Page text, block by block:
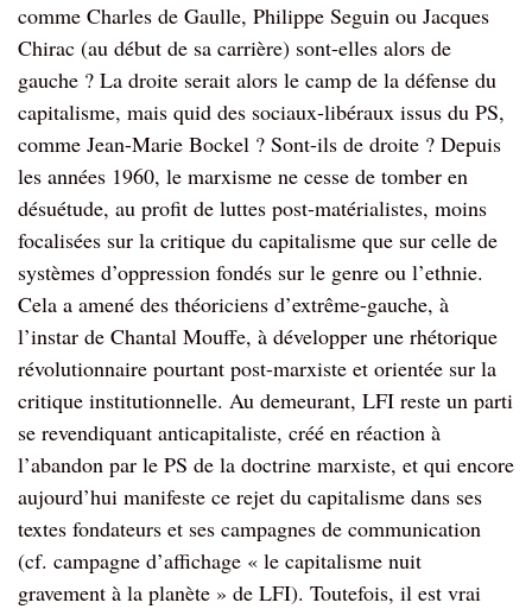
comme Charles de Gaulle, Philippe Seguin ou Jacques
Chirac (au début de sa carrière) sont-elles alors de
gauche ? La droite serait alors le camp de la défense du
capitalisme, mais quid des sociaux-libéraux issus du PS,
comme Jean-Marie Bockel ? Sont-ils de droite ? Depuis
les années 1960, le marxisme ne cesse de tomber en
désuétude, au profit de luttes post-matérialistes, moins
focalisées sur la critique du capitalisme que sur celle de
systèmes d’oppression fondés sur le genre ou l’ethnie.
Cela a amené des théoriciens d’extrême-gauche, à
l’instar de Chantal Mouffe, à développer une rhétorique
révolutionnaire pourtant post-marxiste et orientée sur la
critique institutionnelle. Au demeurant, LFI reste un parti
se revendiquant anticapitaliste, créé en réaction à
l’abandon par le PS de la doctrine marxiste, et qui encore
aujourd’hui manifeste ce rejet du capitalisme dans ses
textes fondateurs et ses campagnes de communication
(cf. campagne d’affichage « le capitalisme nuit
gravement à la planète » de LFI). Toutefois, il est vrai